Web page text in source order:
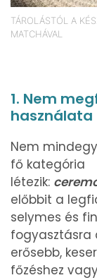
TÁROLÁSTÓL A
MATCHÁVAL
1. Nem
használata
Nem
fő kategória
létezik:
előbbit a
selymes és
fogyasztásra
erősebb,
főzéshez